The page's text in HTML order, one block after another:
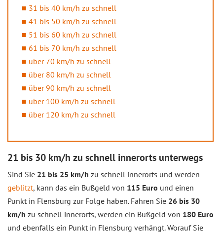
31 bis 40 km/h zu schnell
41 bis 50 km/h zu schnell
51 bis 60 km/h zu schnell
61 bis 70 km/h zu schnell
über 70 km/h zu schnell
über 80 km/h zu schnell
über 90 km/h zu schnell
über 100 km/h zu schnell
über 120 km/h zu schnell
21 bis 30 km/h zu schnell innerorts unterwegs
Sind Sie 21 bis 25 km/h zu schnell innerorts und werden
geblitzt, kann das ein Bußgeld von 115 Euro und einen
Punkt in Flensburg zur Folge haben. Fahren Sie 26 bis 30
km/h zu schnell innerorts, werden ein Bußgeld von 180 Euro
und ebenfalls ein Punkt in Flensburg verhängt. Worauf Sie